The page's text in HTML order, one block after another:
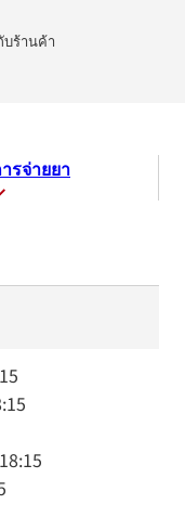
ร้านค้า
รจ่ายยา
18:15